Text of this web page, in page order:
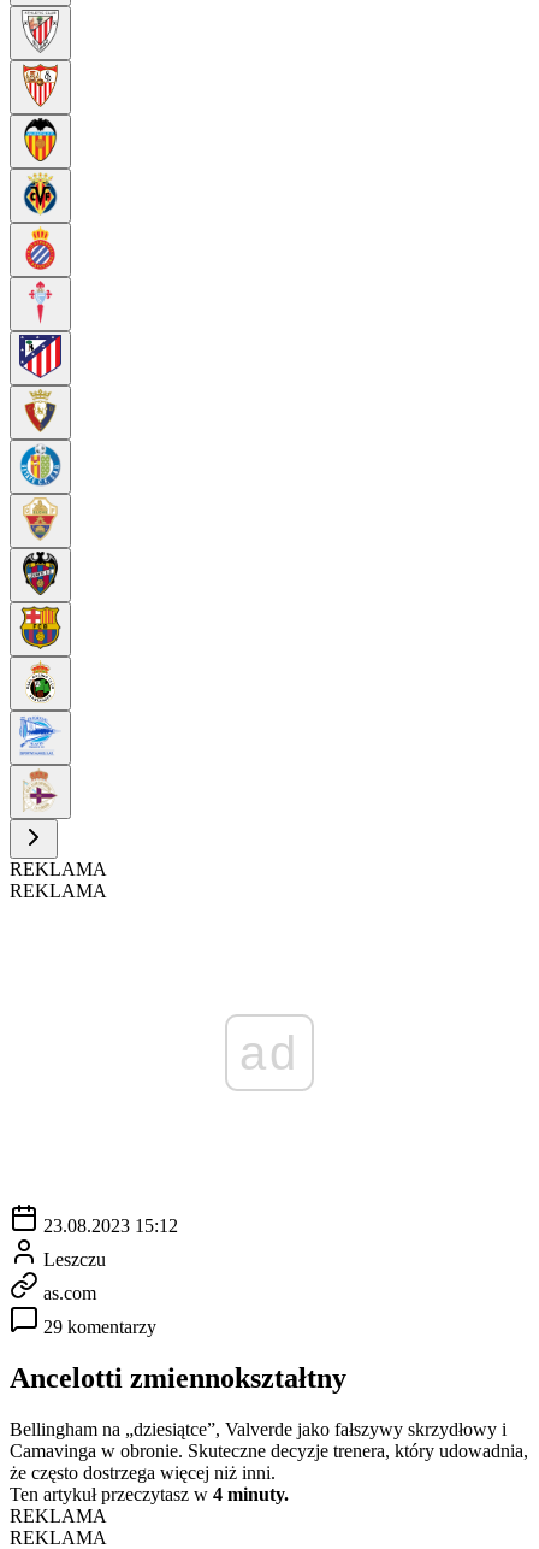
REKLAMA
REKLAMA
ad
23.08.2023 15:12
Leszczu
as.com
29 komentarzy
Ancelotti zmiennokształtny
Bellingham na „dziesiątce”, Valverde jako fałszywy skrzydłowy i
Camavinga w obronie. Skuteczne decyzje trenera, który udowadnia,
że często dostrzega więcej niż inni.
Ten artykuł przeczytasz w 4 minuty.
REKLAMA
REKLAMA